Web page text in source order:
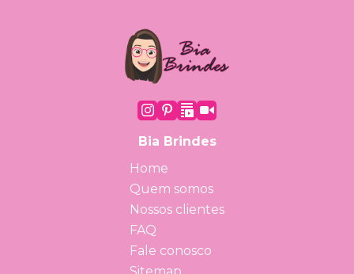
Bia Brindes
Home
Quem somos
Nossos clientes
FAQ
Fale conosco